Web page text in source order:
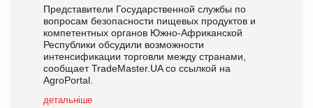
Представители Государственной службы по
вопросам безопасности пищевых продуктов и
компетентных органов Южно-Африканской
Республики обсудили возможности
интенсификации торговли между странами,
сообщает TradeMaster.UA со ссылкой на
AgroPortal.
детальніше